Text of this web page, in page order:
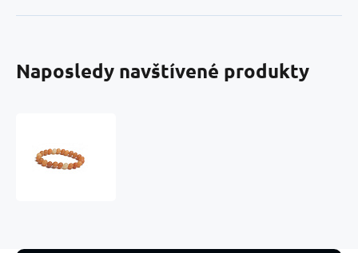
Naposledy navštívené produkty